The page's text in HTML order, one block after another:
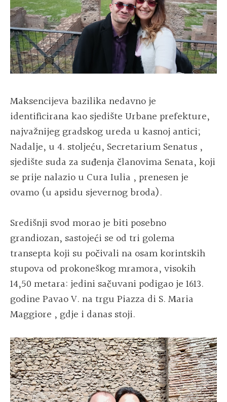
Maksencijeva bazilika nedavno je
identificirana kao sjedište Urbane prefekture,
najvažnijeg gradskog ureda u kasnoj antici;
Nadalje, u 4. stoljeću, Secretarium Senatus ,
sjedište suda za suđenja članovima Senata, koji
se prije nalazio u Cura Iulia ,prenesen je
ovamo (u apsidu sjevernog broda).
Središnji svod morao je biti posebno
grandiozan, sastojeći se od tri golema
transepta koji su počivali na osam korintskih
stupova od prokoneškog mramora, visokih
14,50 metara: jedini sačuvani podigao je 1613.
godine Pavao V. na trgu Piazza di S. Maria
Maggiore , gdje i danas stoji.